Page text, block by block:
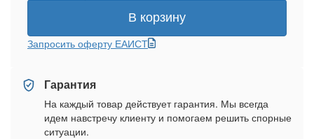
В корзину
Запросить оферту ЕАИСТ
Гарантия
На каждый товар действует гарантия. Мы всегда
идем навстречу клиенту и помогаем решить спорные
ситуации.